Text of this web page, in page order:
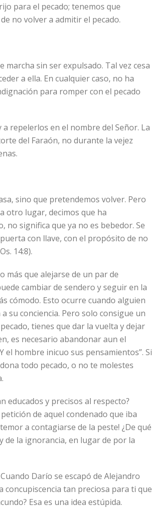
para el pecado; tenemos que
no volver a admitir el pecado.
sin ser expulsado. Tal vez cesa
a ella. En cualquier caso, no ha
para romper con el pecado
repelerlos en el nombre del Señor. La
del Faraón, no durante la vejez
sino que pretendemos volver. Pero
otro lugar, decimos que ha
no significa que ya no es bebedor. Se
con llave, con el propósito de no
14:8).
más que alejarse de un par de
cambiar de sendero y seguir en la
cómodo. Esto ocurre cuando alguien
su conciencia. Pero solo consigue un
tienes que dar la vuelta y dejar
es necesario abandonar aun el
el hombre inicuo sus pensamientos”. Si
todo pecado, o no te molestes
educados y precisos al respecto?
de aquel condenado que iba
a contagiarse de la peste! ¿De qué
la ignorancia, en lugar de por la
Darío se escapó de Alejandro
tan preciosa para ti que
Esa es una idea estúpida.